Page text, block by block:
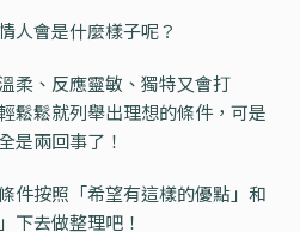
人會是什麼樣子呢？
柔、反應靈敏、獨特又會打
鬆就列舉出理想的條件，可是
是兩回事了！
件按照「希望有這樣的優點」和
下去做整理吧！